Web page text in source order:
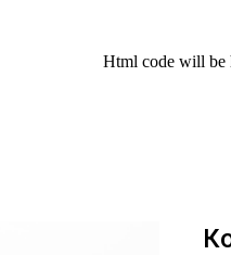
Html code will be